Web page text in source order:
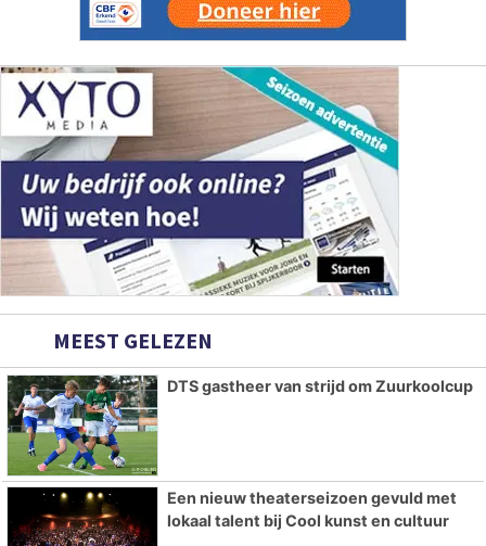
MEEST GELEZEN
DTS gastheer van strijd om Zuurkoolcup
Een nieuw theaterseizoen gevuld met
lokaal talent bij Cool kunst en cultuur